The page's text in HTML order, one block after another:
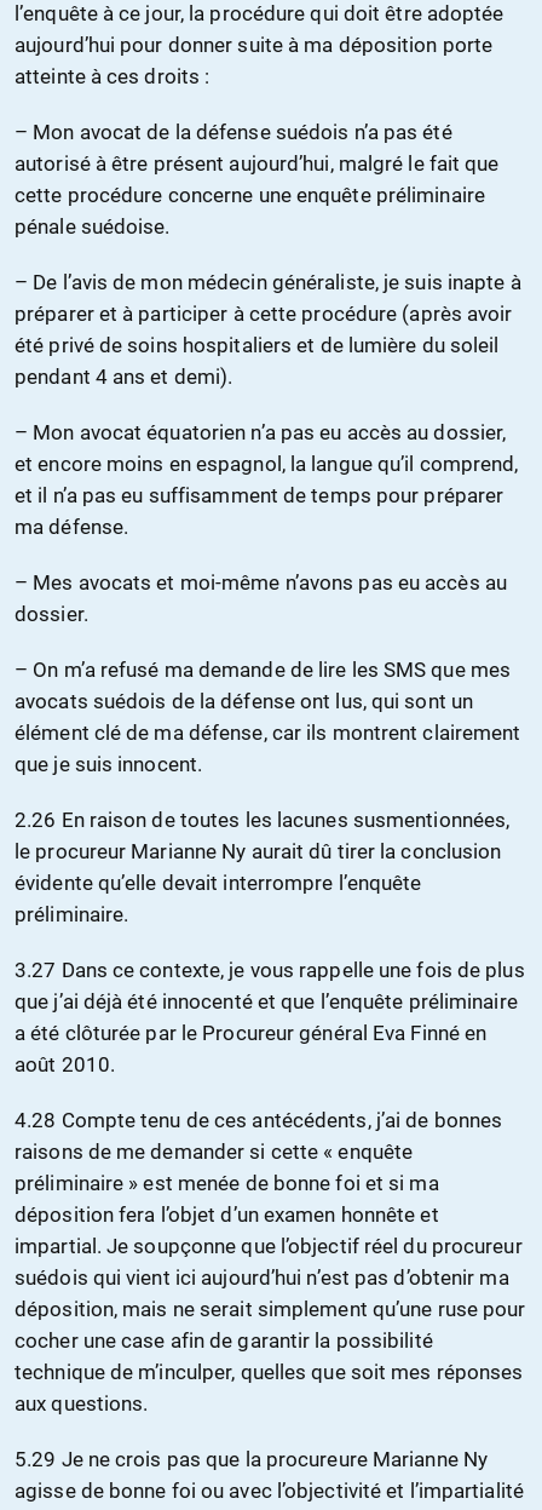
l’enquête à ce jour, la procédure qui doit être adoptée
aujourd’hui pour donner suite à ma déposition porte
atteinte à ces droits :
– Mon avocat de la défense suédois n’a pas été
autorisé à être présent aujourd’hui, malgré le fait que
cette procédure concerne une enquête préliminaire
pénale suédoise.
– De l’avis de mon médecin généraliste, je suis inapte à
préparer et à participer à cette procédure (après avoir
été privé de soins hospitaliers et de lumière du soleil
pendant 4 ans et demi).
– Mon avocat équatorien n’a pas eu accès au dossier,
et encore moins en espagnol, la langue qu’il comprend,
et il n’a pas eu suffisamment de temps pour préparer
ma défense.
– Mes avocats et moi-même n’avons pas eu accès au
dossier.
– On m’a refusé ma demande de lire les SMS que mes
avocats suédois de la défense ont lus, qui sont un
élément clé de ma défense, car ils montrent clairement
que je suis innocent.
2.26 En raison de toutes les lacunes susmentionnées,
le procureur Marianne Ny aurait dû tirer la conclusion
évidente qu’elle devait interrompre l’enquête
préliminaire.
3.27 Dans ce contexte, je vous rappelle une fois de plus
que j’ai déjà été innocenté et que l’enquête préliminaire
a été clôturée par le Procureur général Eva Finné en
août 2010.
4.28 Compte tenu de ces antécédents, j’ai de bonnes
raisons de me demander si cette « enquête
préliminaire » est menée de bonne foi et si ma
déposition fera l’objet d’un examen honnête et
impartial. Je soupçonne que l’objectif réel du procureur
suédois qui vient ici aujourd’hui n’est pas d’obtenir ma
déposition, mais ne serait simplement qu’une ruse pour
cocher une case afin de garantir la possibilité
technique de m’inculper, quelles que soit mes réponses
aux questions.
5.29 Je ne crois pas que la procureure Marianne Ny
agisse de bonne foi ou avec l’objectivité et l’impartialité